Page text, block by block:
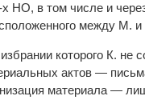
НО, в том числе и
между М.
которого К. не
актов —
материала —